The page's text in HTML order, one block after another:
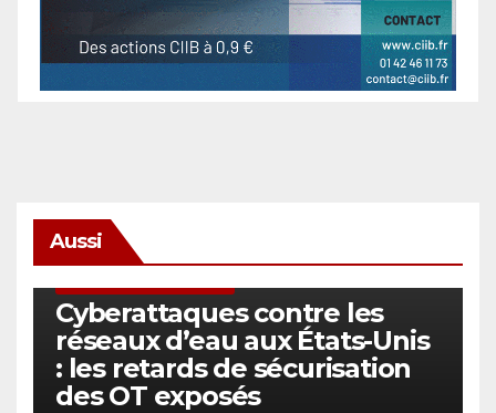
Aussi
Cyberattaques contre les
réseaux d’eau aux États-Unis
: les retards de sécurisation
des OT exposés